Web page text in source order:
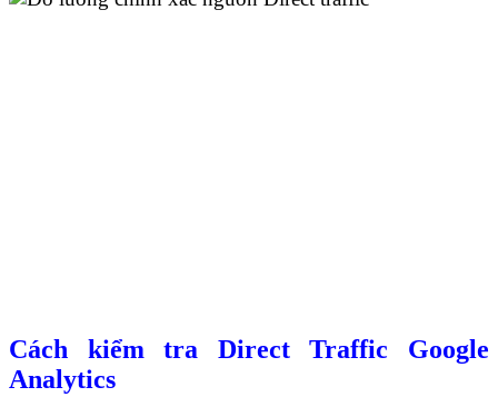
Cách kiểm tra Direct Traffic Google
Analytics